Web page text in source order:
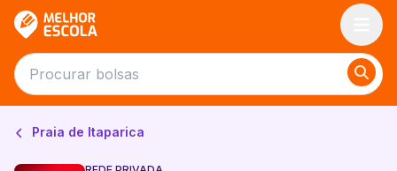
Praia de Itaparica